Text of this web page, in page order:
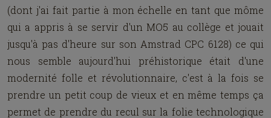
(dont j'ai fait partie à mon échelle en tant que môme
qui a appris à se servir d'un MO5 au collège et jouait
jusqu'à pas d'heure sur son Amstrad CPC 6128) ce qui
nous semble aujourd'hui préhistorique était d'une
modernité folle et révolutionnaire, c'est à la fois se
prendre un petit coup de vieux et en même temps ça
permet de prendre du recul sur la folie technologique